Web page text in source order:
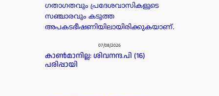
ഗതാഗതവും പ്രദേശവാസികളുടെ
സഞ്ചാരവും കടുത്ത
അപകടഭീഷണിയിലായിരിക്കുകയാണ്.
07/08/2026
കാൺമാനില്ല: ശിവനന്ദ.പി (16)
പരിപ്പായി